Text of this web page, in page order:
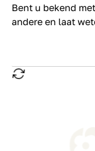
Bent u bekend
andere en laat